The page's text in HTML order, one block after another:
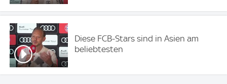
Diese FCB-Stars sind in Asien am
beliebtesten